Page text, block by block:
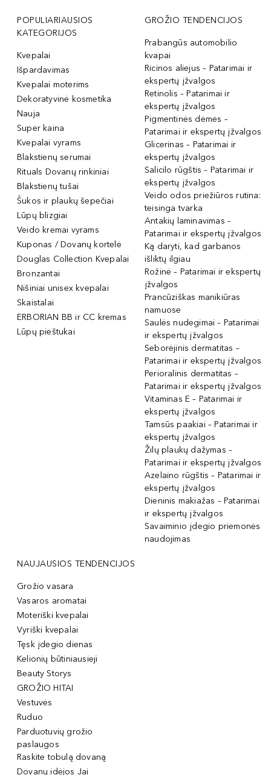
POPULIARIAUSIOS
KATEGORIJOS
Kvepalai
Išpardavimas
Kvepalai moterims
Dekoratyvinė kosmetika
Nauja
Super kaina
Kvepalai vyrams
Blakstienų serumai
Rituals Dovanų rinkiniai
Blakstienų tušai
Šukos ir plaukų šepečiai
Lūpų blizgiai
Veido kremai vyrams
Kuponas / Dovanų kortelė
Douglas Collection Kvepalai
Bronzantai
Nišiniai unisex kvepalai
Skaistalai
ERBORIAN BB ir CC kremas
Lūpų pieštukai
GROŽIO TENDENCIJOS
Prabangūs automobilio
kvapai
Ricinos aliejus – Patarimai ir
ekspertų įžvalgos
Retinolis – Patarimai ir
ekspertų įžvalgos
Pigmentinės dėmės –
Patarimai ir ekspertų įžvalgos
Glicerinas – Patarimai ir
ekspertų įžvalgos
Salicilo rūgštis – Patarimai ir
ekspertų įžvalgos
Veido odos priežiūros rutina:
teisinga tvarka
Antakių laminavimas –
Patarimai ir ekspertų įžvalgos
Ką daryti, kad garbanos
išliktų ilgiau
Rožinė – Patarimai ir ekspertų
įžvalgos
Prancūziškas manikiūras
namuose
Saulės nudegimai – Patarimai
ir ekspertų įžvalgos
Seborėjinis dermatitas –
Patarimai ir ekspertų įžvalgos
Perioralinis dermatitas –
Patarimai ir ekspertų įžvalgos
Vitaminas E – Patarimai ir
ekspertų įžvalgos
Tamsūs paakiai – Patarimai ir
ekspertų įžvalgos
Žilų plaukų dažymas –
Patarimai ir ekspertų įžvalgos
Azelaino rūgštis – Patarimai ir
ekspertų įžvalgos
Dieninis makiažas – Patarimai
ir ekspertų įžvalgos
Savaiminio įdegio priemonės
naudojimas
NAUJAUSIOS TENDENCIJOS
Grožio vasara
Vasaros aromatai
Moteriški kvepalai
Vyriški kvepalai
Tęsk įdegio dienas
Kelionių būtiniausieji
Beauty Storys
GROŽIO HITAI
Vestuvės
Ruduo
Parduotuvių grožio
paslaugos
Raskite tobulą dovaną
Dovanų idėjos Jai